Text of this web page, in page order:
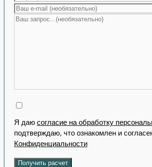
Я даю согласие на обработку
подтверждаю, что ознакомлен и
Конфиденциальности